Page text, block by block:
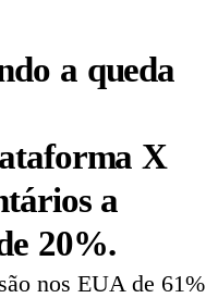
a queda
X
a
20%.
nos EUA de 61%